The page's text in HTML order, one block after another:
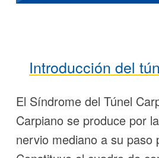
Introducción del
El Síndrome del Túnel
Carpiano se produce por
nervio mediano a su paso